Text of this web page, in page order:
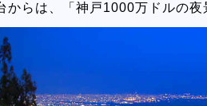
からは、「神戸1000万ドルの